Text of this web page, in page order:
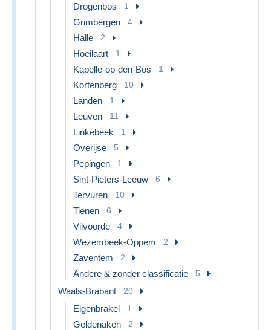
Drogenbos 1
Grimbergen 4
Halle 2
Hoeilaart 1
Kapelle-op-den-Bos 1
Kortenberg 10
Landen 1
Leuven 11
Linkebeek 1
Overijse 5
Pepingen 1
Sint-Pieters-Leeuw 6
Tervuren 10
Tienen 6
Vilvoorde 4
Wezembeek-Oppem 2
Zaventem 2
Andere & zonder classificatie 5
Waals-Brabant 20
Eigenbrakel 1
Geldenaken 2